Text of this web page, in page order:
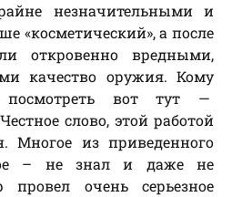
незначительными и
«косметический», а после
откровенно вредными,
качество оружия. Кому
посмотреть вот тут —
слово, этой работой
Многое из приведенного
– не знал и даже не
провел очень серьезное